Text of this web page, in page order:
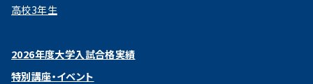
高校3年生
2026年度大学入試合格実績
特別講座・イベント